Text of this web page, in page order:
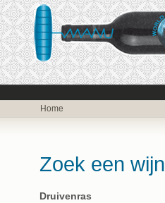
Home
Zoek een wijn
Druivenras